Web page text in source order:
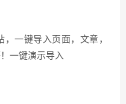
一键导入页面，文章，
一键演示导入